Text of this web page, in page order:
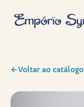
Voltar ao catálogo